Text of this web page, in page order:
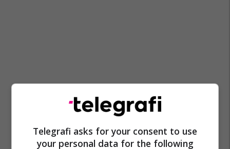
Telegrafi asks for your consent to use
your personal data for the following